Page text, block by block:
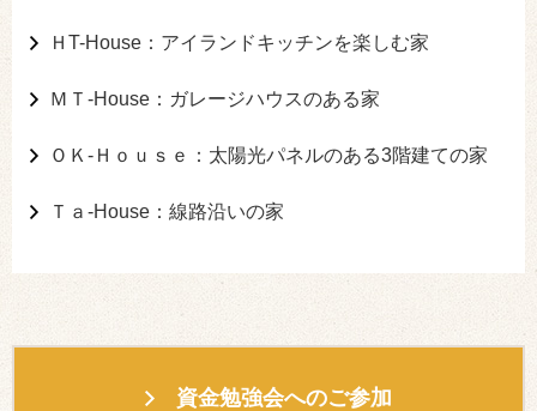
ＨT-House：アイランドキッチンを楽しむ家
ＭＴ-House：ガレージハウスのある家
ＯＫ-Ｈｏｕｓｅ：太陽光パネルのある3階建ての家
Ｔａ-House：線路沿いの家
資金勉強会へのご参加